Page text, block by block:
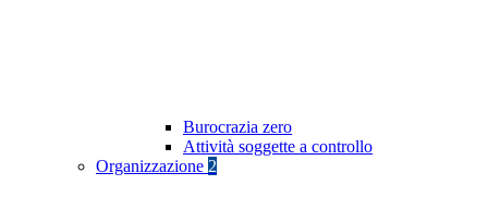
Burocrazia zero
Attività soggette a controllo
Organizzazione 2